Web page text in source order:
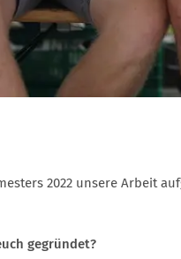
2022 unsere Arbeit
gegründet?